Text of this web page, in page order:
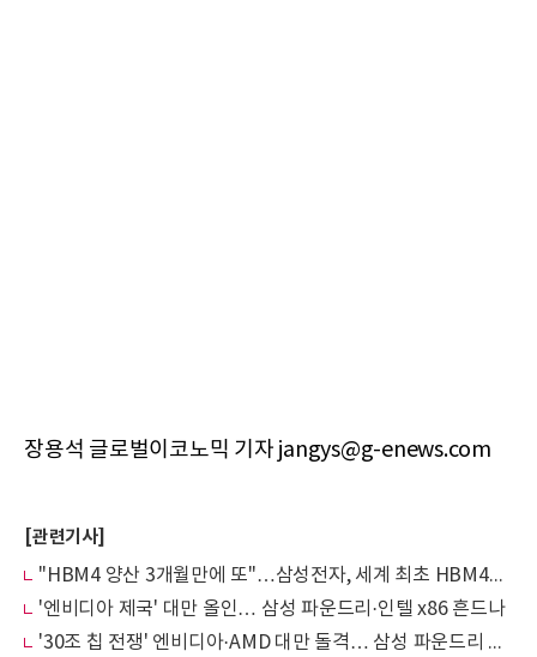
장용석 글로벌이코노믹 기자 jangys@g-enews.com
[관련기사]
"HBM4 양산 3개월만에 또"…삼성전자, 세계 최초 HBM4E 12단 샘플 공급
'엔비디아 제국' 대만 올인… 삼성 파운드리·인텔 x86 흔드나
'30조 칩 전쟁' 엔비디아·AMD 대만 돌격… 삼성 파운드리 찬스 열렸다